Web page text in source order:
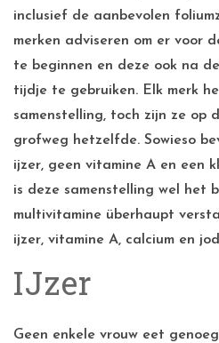
inclusief de aanbevolen
merken adviseren om er voor
te beginnen en deze ook na
tijdje te gebruiken. Elk merk
samenstelling, toch zijn ze op
grofweg hetzelfde. Sowieso
ijzer, geen vitamine A en een
is deze samenstelling wel het
multivitamine überhaupt
ijzer, vitamine A, calcium en
IJzer
Geen enkele vrouw eet